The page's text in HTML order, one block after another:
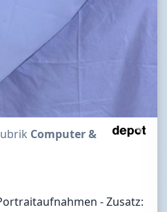
Computer &
- Zusatz: